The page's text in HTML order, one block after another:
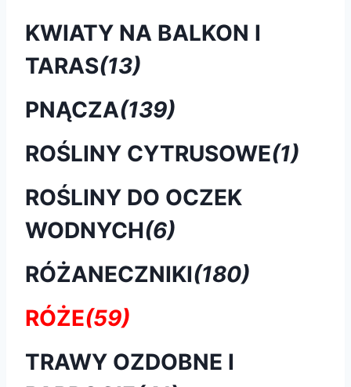
KWIATY NA BALKON I
TARAS(13)
PNĄCZA(139)
ROŚLINY CYTRUSOWE(1)
ROŚLINY DO OCZEK
WODNYCH(6)
RÓŻANECZNIKI(180)
RÓŻE(59)
TRAWY OZDOBNE I